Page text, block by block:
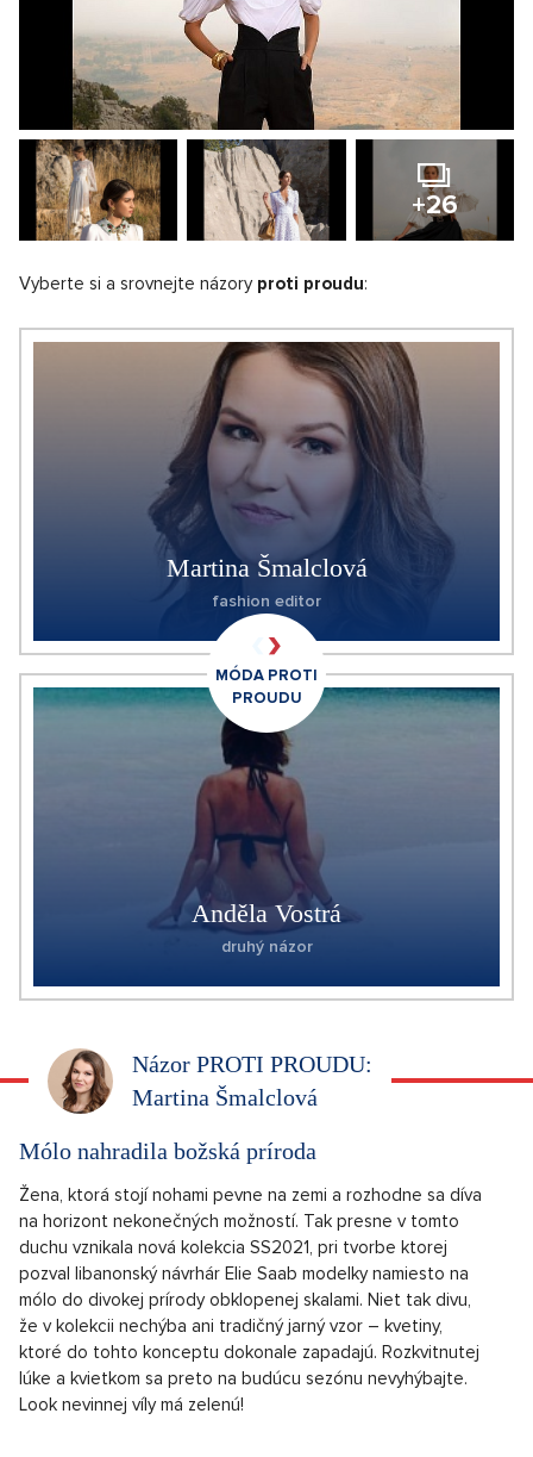
+26
Vyberte si a srovnejte názory proti proudu:
Martina Šmalclová
fashion editor
Anděla Vostrá
druhý názor
MÓDA PROTI
PROUDU
Názor PROTI PROUDU:
Martina Šmalclová
Mólo nahradila božská príroda
Žena, ktorá stojí nohami pevne na zemi a rozhodne sa díva
na horizont nekonečných možností. Tak presne v tomto
duchu vznikala nová kolekcia SS2021, pri tvorbe ktorej
pozval libanonský návrhár Elie Saab modelky namiesto na
mólo do divokej prírody obklopenej skalami. Niet tak divu,
že v kolekcii nechýba ani tradičný jarný vzor – kvetiny,
ktoré do tohto konceptu dokonale zapadajú. Rozkvitnutej
lúke a kvietkom sa preto na budúcu sezónu nevyhýbajte.
Look nevinnej víly má zelenú!